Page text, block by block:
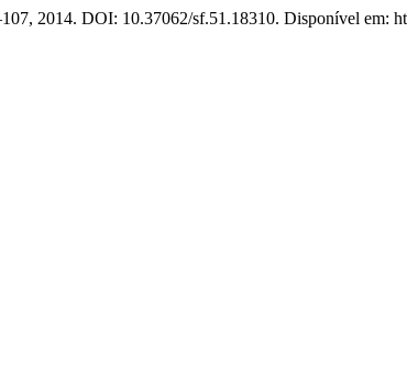
2014. DOI: 10.37062/sf.51.18310. Disponível em: